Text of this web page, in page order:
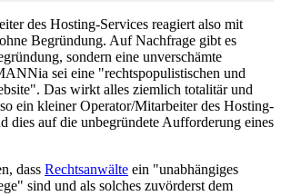
des Hosting-Services reagiert also mit
Begründung. Auf Nachfrage gibt es
sondern eine unverschämte
sei eine "rechts­populistischen und
Das wirkt alles ziemlich totalitär und
ein kleiner Operator/Mitarbeiter des Hosting-
dies auf die unbegründete Aufforderung eines
dass Rechtsanwälte ein "unabhängiges
sind und als solches zuvörderst dem